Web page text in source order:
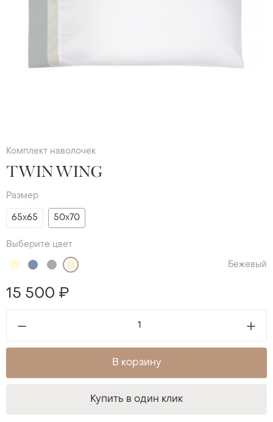
Комплект наволочек
TWIN WING
Размер
65х65 50х70
Выберите цвет
Бежевый
15 500 ₽
В корзину
Купить в один клик